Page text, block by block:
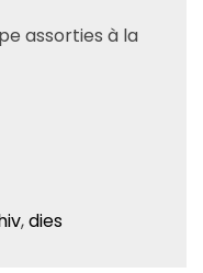
assorties à la
,dies